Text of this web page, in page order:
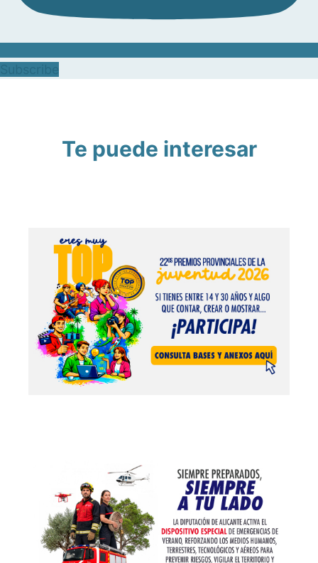
Te puede interesar